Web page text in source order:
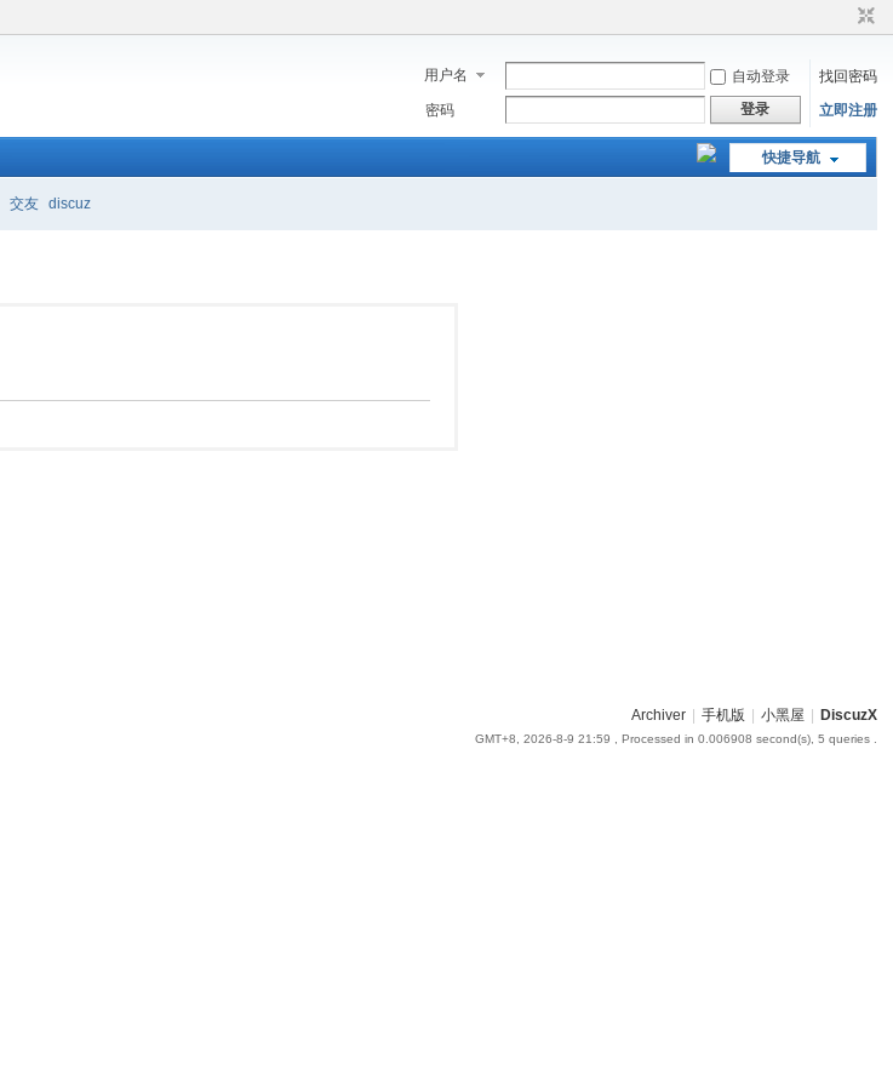
用户名 自动登录
找回密码
密码
登录 立即注册
快捷导航
交友 discuz
Archiver 手机版 小黑屋 DiscuzX
GMT+8, 2026-8-9 21:59 , Processed in 0.006908 second(s), 5 queries .